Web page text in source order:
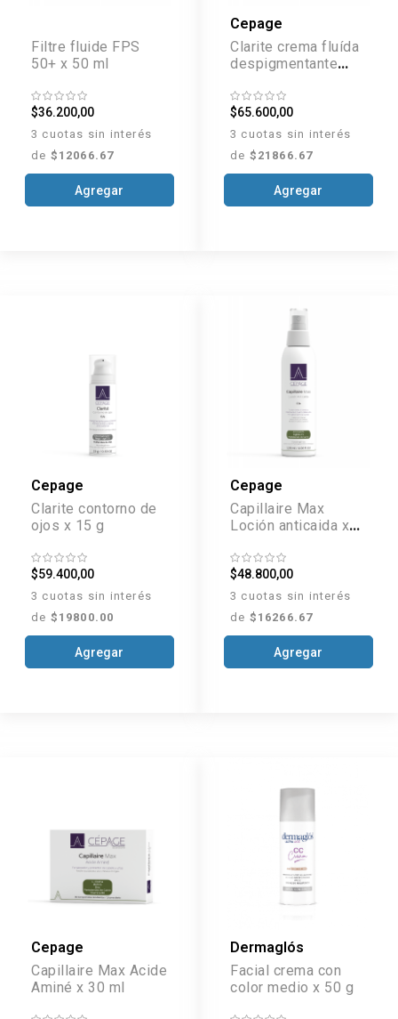
Filtre fluide FPS
50+ x 50 ml
$36.200,00
3 cuotas sin interés
de $12066.67
Agregar
Cepage
Clarite crema fluída
despigmentante
$65.600,00
3 cuotas sin interés
de $21866.67
Agregar
Cepage
Clarite contorno de
ojos x 15 g
$59.400,00
3 cuotas sin interés
de $19800.00
Agregar
Cepage
Capillaire Max
Loción anticaida x
$48.800,00
3 cuotas sin interés
de $16266.67
Agregar
Cepage
Capillaire Max Acide
Aminé x 30 ml
Dermaglós
Facial crema con
color medio x 50 g